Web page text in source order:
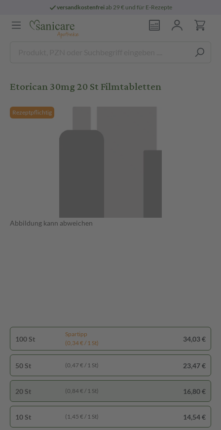
versandkostenfreiab 29 € und für E-Rezepte
Etorican 30mg 20 St Filmtabletten
Rezeptpflichtig
Abbildung kann abweichen
100 St
Spartipp
(0,34 € / 1 St)
34,03 €
50 St (0,47 € / 1 St) 23,47 €
20 St (0,84 € / 1 St) 16,80 €
10 St (1,45 € / 1 St) 14,54 €